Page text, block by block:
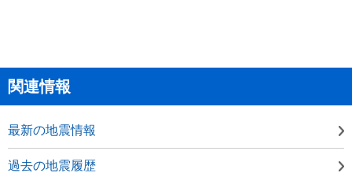
関連情報
最新の地震情報
過去の地震履歴